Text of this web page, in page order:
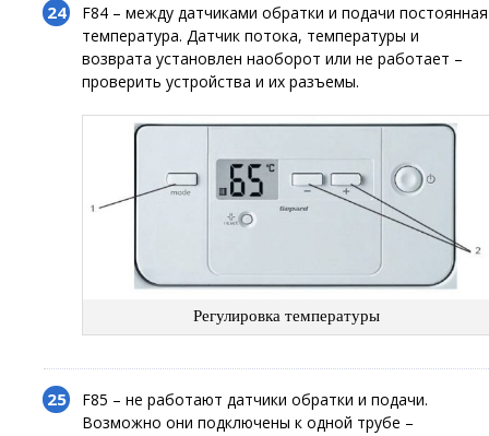
F84 – между датчиками обратки и подачи постоянная
температура. Датчик потока, температуры и
возврата установлен наоборот или не работает –
проверить устройства и их разъемы.
Регулировка температуры
F85 – не работают датчики обратки и подачи.
Возможно они подключены к одной трубе –